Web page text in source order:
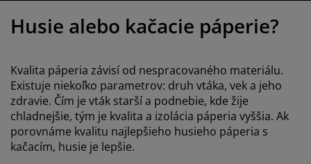
do spálne
matrace
postele
nábytku
osvetlenie
izba
Husie alebo kačacie páperie?
Kvalita páperia závisí od nespracovaného materiálu.
Existuje niekoľko parametrov: druh vtáka, vek a jeho
zdravie. Čím je vták starší a podnebie, kde žije
chladnejšie, tým je kvalita a izolácia páperia vyššia. Ak
porovnáme kvalitu najlepšieho husieho páperia s
kačacím, husie je lepšie.